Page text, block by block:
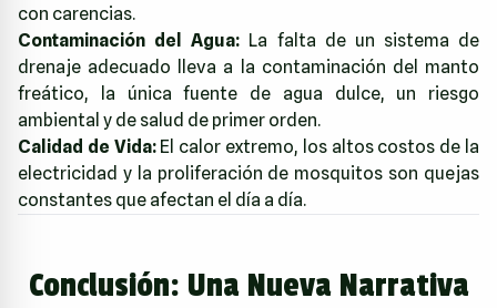
con carencias.
Contaminación del Agua: La falta de un sistema de
drenaje adecuado lleva a la contaminación del manto
freático, la única fuente de agua dulce, un riesgo
ambiental y de salud de primer orden.
Calidad de Vida:El calor extremo, los altos costos de la
electricidad y la proliferación de mosquitos son quejas
constantes que afectan el día a día.
Conclusión: Una Nueva Narrativa